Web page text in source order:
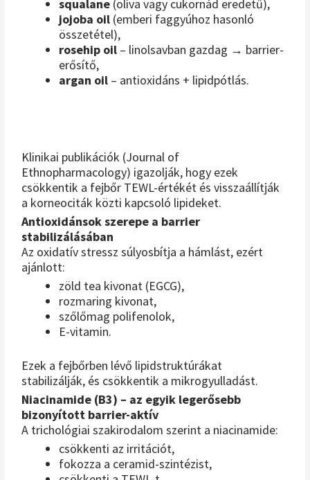
squalane (olíva vagy cukornád eredetű),
jojoba oil (emberi faggyúhoz hasonló
összetétel),
rosehip oil – linolsavban gazdag → barrier-
erősítő,
argan oil – antioxidáns + lipidpótlás.
Klinikai publikációk (Journal of
Ethnopharmacology) igazolják, hogy ezek
csökkentik a fejbőr TEWL-értékét és visszaállítják
a korneociták közti kapcsoló lipideket.
Antioxidánsok szerepe a barrier
stabilizálásában
Az oxidatív stressz súlyosbítja a hámlást, ezért
ajánlott:
zöld tea kivonat (EGCG),
rozmaring kivonat,
szőlőmag polifenolok,
E-vitamin.
Ezek a fejbőrben lévő lipidstruktúrákat
stabilizálják, és csökkentik a mikrogyulladást.
Niacinamide (B3) – az egyik legerősebb
bizonyított barrier-aktív
A trichológiai szakirodalom szerint a niacinamide:
csökkenti az irritációt,
fokozza a ceramid-szintézist,